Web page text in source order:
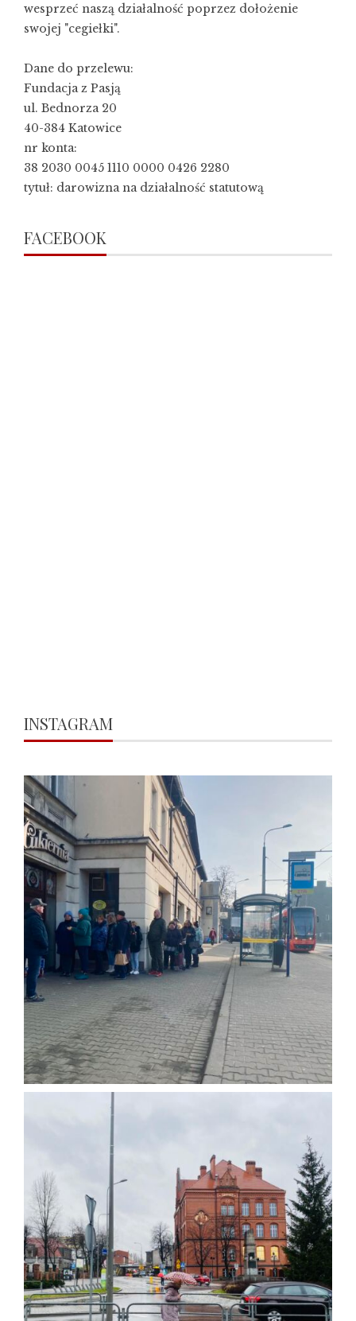
wesprzeć naszą działalność poprzez dołożenie
swojej "cegiełki".
Dane do przelewu:
Fundacja z Pasją
ul. Bednorza 20
40-384 Katowice
nr konta:
38 2030 0045 1110 0000 0426 2280
tytuł: darowizna na działalność statutową
FACEBOOK
INSTAGRAM